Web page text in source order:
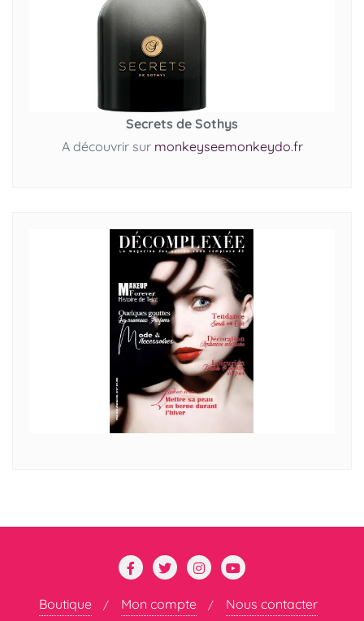
Secrets de Sothys
A découvrir sur monkeyseemonkeydo.fr
Boutique Mon compte
Nous contacter